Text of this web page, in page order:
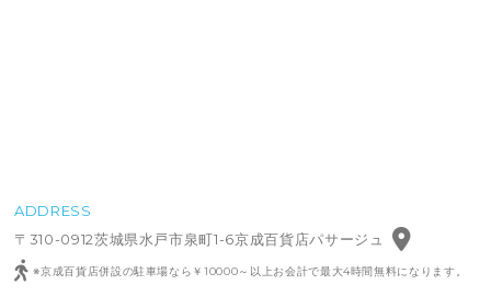
ADDRESS
〒310-0912茨城県水戸市泉町1-6京成百貨店パサージュ
※京成百貨店併設の駐車場なら￥10000～以上お会計で最大4時間無料になります。